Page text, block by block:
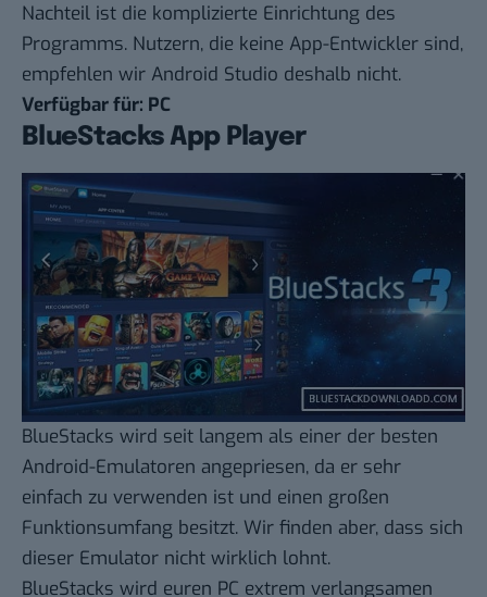
Nachteil ist die komplizierte Einrichtung des
Programms. Nutzern, die keine App-Entwickler sind,
empfehlen wir Android Studio deshalb nicht.
Verfügbar für: PC
BlueStacks App Player
BlueStacks wird seit langem als einer der besten
Android-Emulatoren angepriesen, da er sehr
einfach zu verwenden ist und einen großen
Funktionsumfang besitzt. Wir finden aber, dass sich
dieser Emulator nicht wirklich lohnt.
BlueStacks wird euren PC extrem verlangsamen